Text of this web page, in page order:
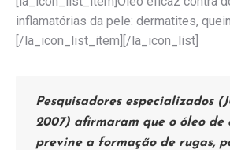
inflamatórias da pele: dermatites,
[/la_icon_list_item][/la_icon_list]
Pesquisadores especializados
2007) afirmaram que o óleo de
previne a formação de rugas,